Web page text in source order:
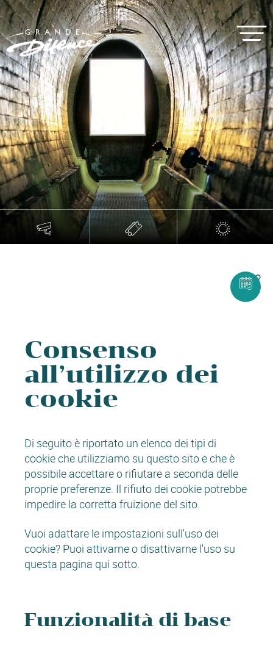
Consenso
all’utilizzo dei
cookie
Di seguito è riportato un elenco dei tipi di
cookie che utilizziamo su questo sito e che è
possibile accettare o rifiutare a seconda delle
proprie preferenze. Il rifiuto dei cookie potrebbe
impedire la corretta fruizione del sito.
Vuoi adattare le impostazioni sull'uso dei
cookie? Puoi attivarne o disattivarne l'uso su
questa pagina qui sotto.
Funzionalità di base